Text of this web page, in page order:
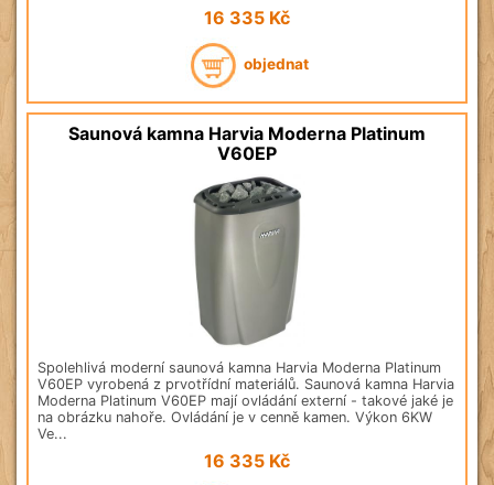
16 335 Kč
objednat
Saunová kamna Harvia Moderna Platinum
V60EP
Spolehlivá moderní saunová kamna Harvia Moderna Platinum
V60EP vyrobená z prvotřídní materiálů. Saunová kamna Harvia
Moderna Platinum V60EP mají ovládání externí - takové jaké je
na obrázku nahoře. Ovládání je v cenně kamen. Výkon 6KW
Ve...
16 335 Kč